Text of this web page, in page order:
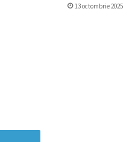
13 octombrie 2025